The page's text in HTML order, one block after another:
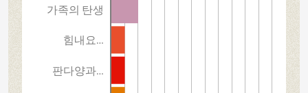
가족의 탄생
힘내요…
판다양과…